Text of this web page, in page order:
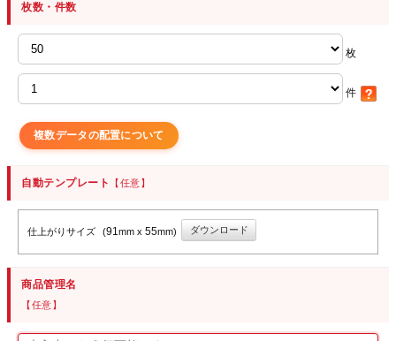
枚数・件数
枚
件
複数データの配置について
自動テンプレート 【任意】
仕上がりサイズ (91mm x 55mm) ダウンロード
商品管理名
【任意】